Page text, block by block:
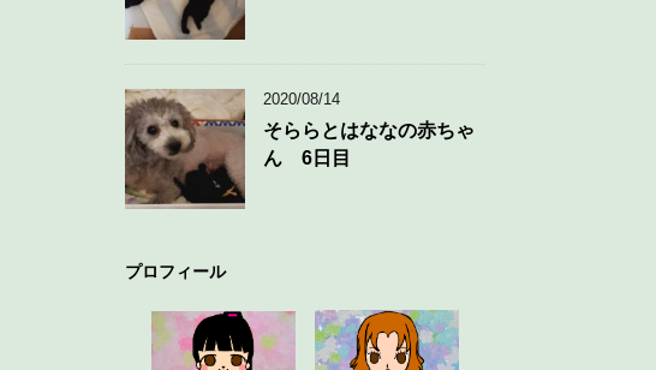
2020/08/14
そららとはななの赤ちゃ
ん 6日目
プロフィール